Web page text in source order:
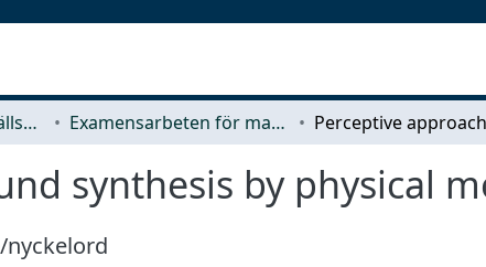
Arkitektur och samhällsbyggnadsteknik (ACE) Examensarbeten för masterexamen
synthesis by physical
nyckelord